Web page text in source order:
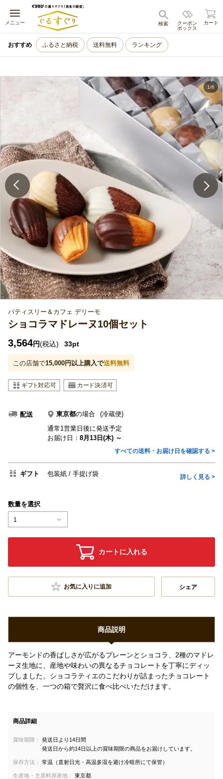
メニュー
キャンセル
クーポン
ボックス
検索 カート
おすすめ ふるさと納税 送料無料 ランキング
1/6
パティスリー＆カフェ デリーモ
ショコラマドレーヌ10個セット
3,564円(税込) 33pt
この店舗で15,000円以上購入で送料無料
配送 東京都の場合
(冷蔵便)
通常1営業日後に発送予定
お届け日： 8月13日(木) ～
すべての送料・お届け日を確認する >
ギフト 包装紙 手提げ袋 詳しく見る >
数量を選択
1
カートに入れる
お気に入りに追加 シェア
商品説明
アーモンドの香ばしさが広がるプレーンとショコラ、2種のマドレ
ーヌ生地に、産地や味わいの異なるチョコレートを丁寧にディッ
プしました。ショコラティエのこだわりが詰まったチョコレート
の個性を、一つの箱で贅沢に食べ比べいただけます。
商品詳細
賞味期限：
発送日より14日間
発送日から約14日以上の賞味期限の商品をお届けしています。
保存方法： 常温（直射日光・高温多湿を避け冷暗所にて保管）
生産地・主原料原産地： 東京都